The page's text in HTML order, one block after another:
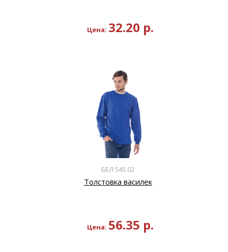
Цена: 32.20 р.
БЕЛ 545.02
Толстовка василек
Цена: 56.35 р.